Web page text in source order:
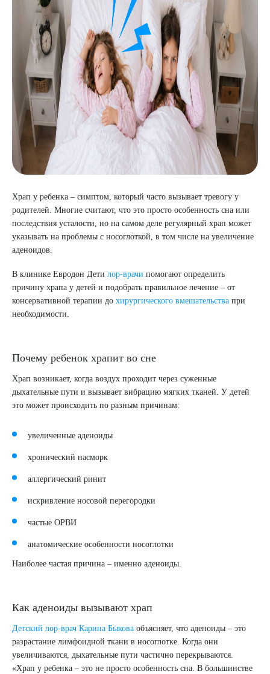
8 (863) 309-05-06
ЗАКАЗАТЬ ЗВОНОК
ЗАПИСЬ ОНЛАЙН
Храп у ребенка – симптом, который часто вызывает тревогу у
родителей. Многие считают, что это просто особенность сна или
последствия усталости, но на самом деле регулярный храп может
указывать на проблемы с носоглоткой, в том числе на увеличение
аденоидов.
В клинике Евродон Дети лор-врачи помогают определить
причину храпа у детей и подобрать правильное лечение – от
консервативной терапии до хирургического вмешательства при
необходимости.
Почему ребенок храпит во сне
Храп возникает, когда воздух проходит через суженные
дыхательные пути и вызывает вибрацию мягких тканей. У детей
это может происходить по разным причинам:
увеличенные аденоиды
хронический насморк
аллергический ринит
искривление носовой перегородки
частые ОРВИ
анатомические особенности носоглотки
Наиболее частая причина – именно аденоиды.
Как аденоиды вызывают храп
Детский лор-врач Карина Быкова объясняет, что аденоиды – это
разрастание лимфоидной ткани в носоглотке. Когда они
увеличиваются, дыхательные пути частично перекрываются.
«Храп у ребенка – это не просто особенность сна. В большинстве